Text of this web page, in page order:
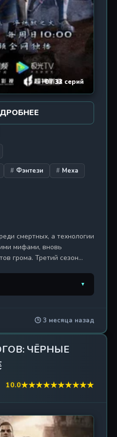
0 / 33 серий
Фэнтези
Меха
смертных, а технологии
мифами, вновь
грома. Третий сезон
элитный отряд «Чёрных
войны, где
столкнулись с
цивилизаций и
команда, ведомая
столкнуться с новой
несёт в себе древнее
ударе», способном
энергиями до
воинов. Но
▼
Чёрная
2016 г. / 10 эп.
2017 г. / 33 эп.
2019 г. / 26 эп.
🕒 3 месяца назад
ЧЁРНЫЕ
10.0★★★★★★★★★★